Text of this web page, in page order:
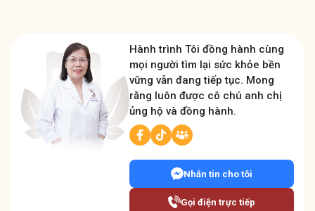
Hành trình Tôi đồng hành cùng
mọi người tìm lại sức khỏe bền
vững vẫn đang tiếp tục. Mong
rằng luôn được cô chú anh chị
ủng hộ và đồng hành.
Nhắn tin cho tôi
Gọi điện trực tiếp